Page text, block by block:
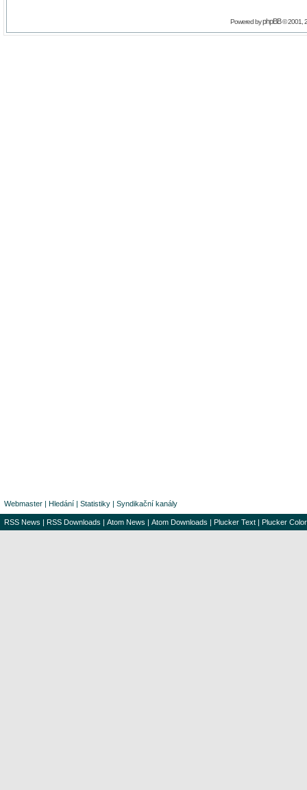
Powered byphpBB© 2001,
Webmaster | Hledání | Statistiky | Syndikační kanály
RSS News | RSS Downloads | Atom News | Atom Downloads | Plucker Text | Plucker Color